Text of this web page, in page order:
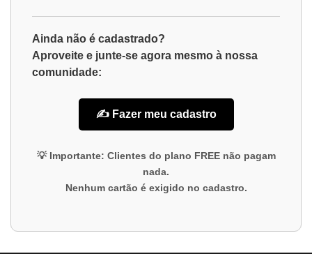
Ainda não é cadastrado?
Aproveite e junte-se agora mesmo à nossa
comunidade:
✍️ Fazer meu cadastro
💡 Importante: Clientes do plano FREEnão pagam
nada.
Nenhum cartão é exigido no cadastro.